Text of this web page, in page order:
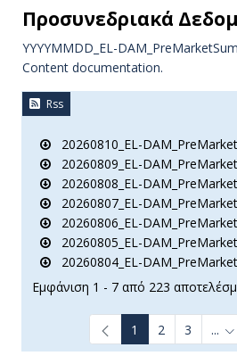
Προσυνεδριακά
YYYYMMDD_EL-
Content documentation.
Rss
20260810_EL-
20260809_EL-
20260808_EL-
20260807_EL-
20260806_EL-
20260805_EL-
20260804_EL-
Εμφάνιση 1 - 7 από 223
1 2 3 ...